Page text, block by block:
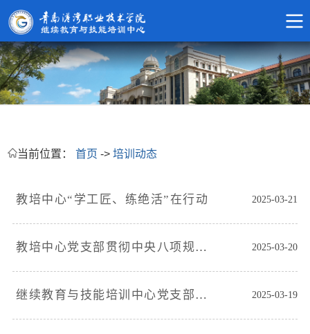
当前位置： 首页 -> 培训动态
教培中心“学工匠、练绝活”在行动 2025-03-21
教培中心党支部贯彻中央八项规定学习启动会 2025-03-20
继续教育与技能培训中心党支部召开2024年度组织生活会 2025-03-19